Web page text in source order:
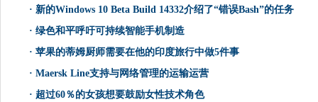
· 新的Windows 10 Beta Build 14332介绍了“错误Bash”的任务
· 绿色和平呼吁可持续智能手机制造
· 苹果的蒂姆厨师需要在他的印度旅行中做5件事
· Maersk Line支持与网络管理的运输运营
· 超过60％的女孩想要鼓励女性技术角色